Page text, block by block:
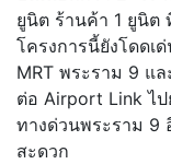
ยูนิต ร้านค้า 1 ยูนิต
โครงการนี้ยังโดดเ
MRT พระราม 9 แล
ต่อ Airport Link ไ
ทางด่วนพระราม 9
สะดวก